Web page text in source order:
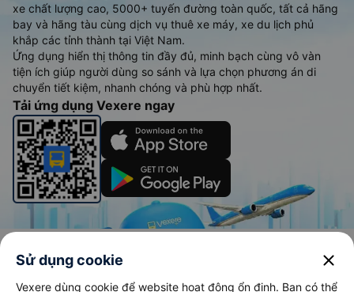
xe chất lượng cao, 5000+ tuyến đường toàn quốc, tất cả hãng
bay và hãng tàu cùng dịch vụ thuê xe máy, xe du lịch phủ
khắp các tỉnh thành tại Việt Nam.
Ứng dụng hiển thị thông tin đầy đủ, minh bạch cùng vô vàn
tiện ích giúp người dùng so sánh và lựa chọn phương án di
chuyển tiết kiệm, nhanh chóng và phù hợp nhất.
Tải ứng dụng Vexere ngay
Sử dụng cookie close
Vexere dùng cookie để website hoạt động ổn định. Bạn có thể